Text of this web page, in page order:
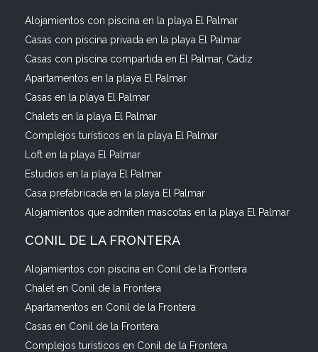
Alojamientos con piscina en la playa El Palmar
Casas con piscina privada en la playa El Palmar
Casas con piscina compartida en El Palmar, Cádiz
Apartamentos en la playa El Palmar
Casas en la playa El Palmar
Chalets en la playa El Palmar
Complejos turísticos en la playa El Palmar
Loft en la playa El Palmar
Estudios en la playa El Palmar
Casa prefabricada en la playa El Palmar
Alojamientos que admiten mascotas en la playa El Palmar
CONIL DE LA FRONTERA
Alojamientos con piscina en Conil de la Frontera
Chalet en Conil de la Frontera
Apartamentos en Conil de la Frontera
Casas en Conil de la Frontera
Complejos turísticos en Conil de la Frontera